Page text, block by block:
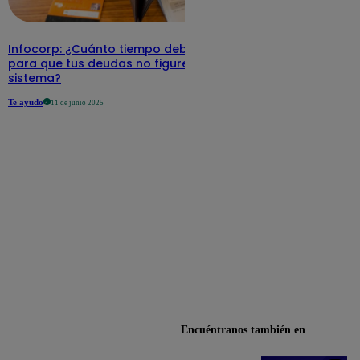
Infocorp: ¿Cuánto tiempo debe pasar
para que tus deudas no figuren en su
sistema?
Te ayudo 11 de junio 2025
Encuéntranos también en